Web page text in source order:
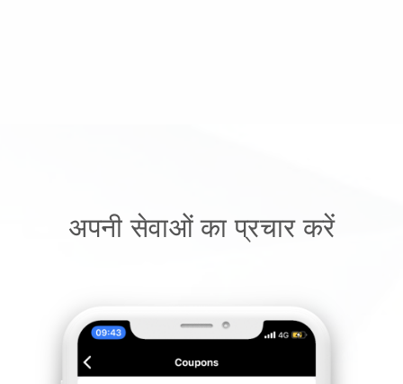
अपनी सेवाओं का प्रचार करें